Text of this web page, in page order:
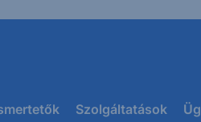
Szolgáltatások